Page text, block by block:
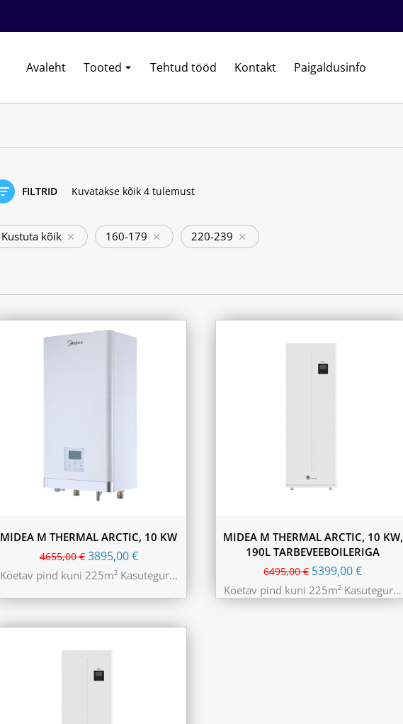
Avaleht Tooted Tehtud tööd Kontakt Paigaldusinfo
FILTRID Kuvatakse kõik 4 tulemust
Kustuta kõik 160-179 220-239
MIDEA M THERMAL ARCTIC, 10 KW
4655,00€ 3895,00€
Köetav pind kuni 225m² Kasutegur…
MIDEA M THERMAL ARCTIC, 10 KW,
190L TARBEVEEBOILERIGA
6495,00€ 5399,00€
Köetav pind kuni 225m² Kasutegur…